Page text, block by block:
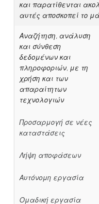
και παρατίθενται
αυτές αποσκοπεί το
Αναζήτηση, ανάλυση
και σύνθεση
δεδομένων και
πληροφοριών, με τη
χρήση και των
απαραίτητων
τεχνολογιών
Προσαρμογή σε νέες
καταστάσεις
Λήψη αποφάσεων
Αυτόνομη εργασία
Ομαδική εργασία